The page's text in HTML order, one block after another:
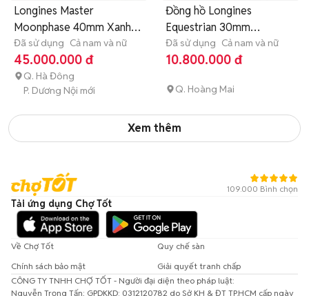
Longines Master
Moonphase 40mm Xanh
Kim cương
Đã sử dụng Cả nam và nữ
45.000.000 đ
Q. Hà Đông
P. Dương Nội mới
Đồng hồ Longines
Equestrian 30mm
L6.137.4.57.0
Đã sử dụng Cả nam và nữ
10.800.000 đ
Q. Hoàng Mai
Xem thêm
109.000 Bình chọn
Tải ứng dụng Chợ Tốt
Về Chợ Tốt
Quy chế sàn
Chính sách bảo mật
Giải quyết tranh chấp
CÔNG TY TNHH CHỢ TỐT - Người đại diện theo pháp luật:
Nguyễn Trọng Tấn; GPDKKD: 0312120782 do Sở KH & ĐT TP.HCM cấp ngày